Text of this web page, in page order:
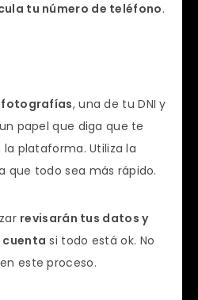
tu número de teléfono.
fotografías, una de tu DNI y
papel que diga que te
plataforma. Utiliza la
que todo sea más rápido.
revisarán tus datos y
si todo está ok. No
este proceso.